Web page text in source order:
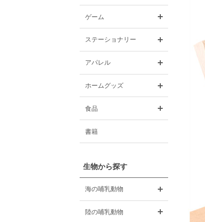
ゲーム
ステーショナリー
アパレル
ホームグッズ
食品
書籍
生物から探す
海の哺乳動物
陸の哺乳動物